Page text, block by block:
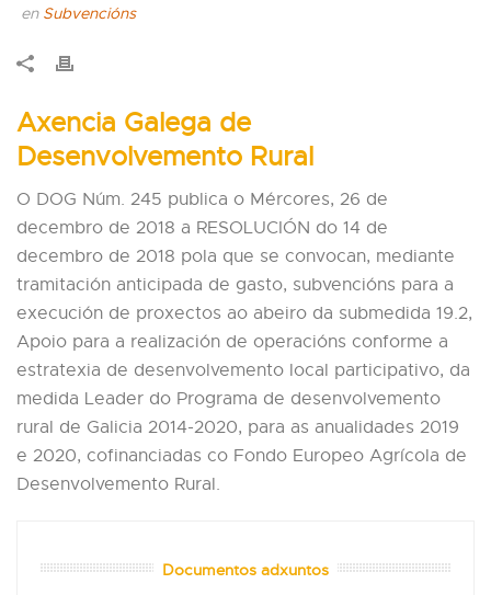
en Subvencións
Axencia Galega de
Desenvolvemento Rural
O DOG Núm. 245 publica o Mércores, 26 de
decembro de 2018 a RESOLUCIÓN do 14 de
decembro de 2018 pola que se convocan, mediante
tramitación anticipada de gasto, subvencións para a
execución de proxectos ao abeiro da submedida 19.2,
Apoio para a realización de operacións conforme a
estratexia de desenvolvemento local participativo, da
medida Leader do Programa de desenvolvemento
rural de Galicia 2014-2020, para as anualidades 2019
e 2020, cofinanciadas co Fondo Europeo Agrícola de
Desenvolvemento Rural.
Documentos adxuntos